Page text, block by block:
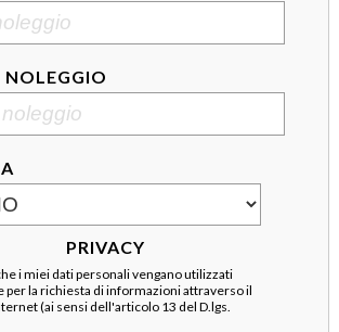
NOLEGGIO
PRIVACY
i miei dati personali vengano utilizzati
per la richiesta di informazioni attraverso il
(ai sensi dell'articolo 13 del D.lgs.